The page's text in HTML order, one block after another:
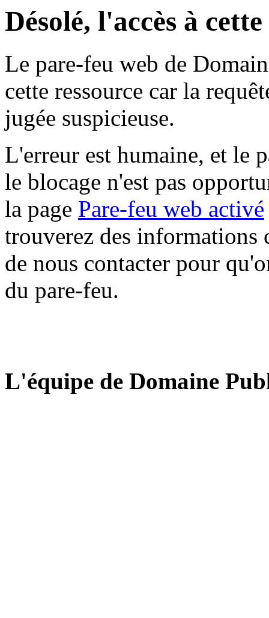
Désolé, l'accès à
Le pare-feu web de
cette ressource car la
jugée suspicieuse.
L'erreur est humaine, et le
le blocage n'est pas
la page Pare-feu web activé
trouverez des informations
de nous contacter pour
du pare-feu.
L'équipe de Domaine